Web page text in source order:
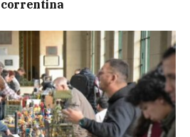
correntina